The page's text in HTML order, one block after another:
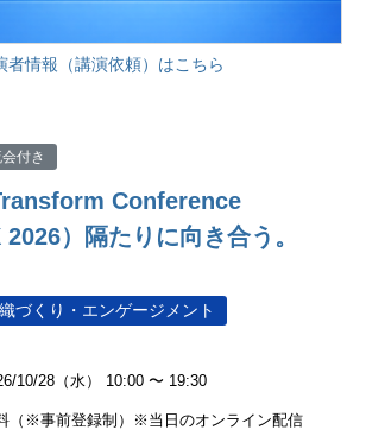
者情報（講演依頼）はこちら
付き
Conference
）隔たりに向き合う。
づくり・エンゲージメント
10/28（水） 10:00 〜 19:30
（※事前登録制）※当日のオンライン配信